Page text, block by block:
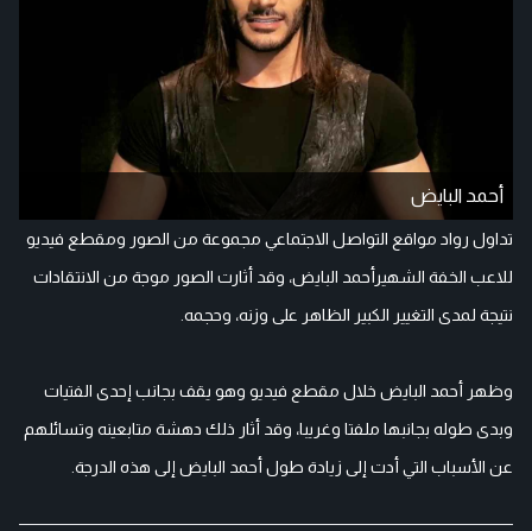
أحمد البايض
تداول رواد مواقع التواصل الاجتماعي مجموعة من الصور ومقطع فيديو
للاعب الخفة الشهيرأحمد البايض، وقد أثارت الصور موجة من الانتقادات
نتيجة لمدى التغيير الكبير الظاهر على وزنه، وحجمه.
وظهر أحمد البايض خلال مقطع فيديو وهو يقف بجانب إحدى الفتيات
وبدى طوله بجانبها ملفتا وغريبا، وقد أثار ذلك دهشة متابعينه وتسائلهم
عن الأسباب التي أدت إلى زيادة طول أحمد البايض إلى هذه الدرجة.